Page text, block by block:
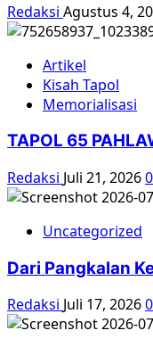
Khusus
PBB
Redaksi Agustus 4,
Artikel
Kisah Tapol
Memorialisasi
TAPOL 65
Redaksi Juli 21, 20260
Uncategorized
Dari Pangkalan
Redaksi Juli 17, 20260